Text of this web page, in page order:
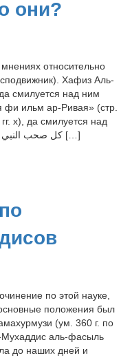
они?
относительно
Хафиз Аль-
смилуется над ним
фи ильм ар-Ривая» (стр.
х), да смилуется над
ним Аллах: كل صحب النبي صلى الله عليه و سلم أو رآه […]
по этой науке,
положения был
(ум. 360 г. по
Мухаддис аль-фасыль
до наших дней и